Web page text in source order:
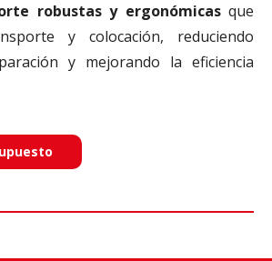
robustas y ergonómicasque
y colocación, reduciendo
y mejorando la eficiencia